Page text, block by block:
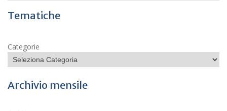
Tematiche
Categorie
Archivio mensile